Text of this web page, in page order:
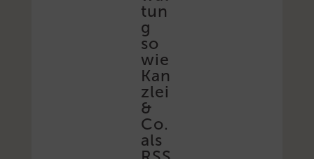
tun
g
so
wie
Kan
zlei
&
Co.
als